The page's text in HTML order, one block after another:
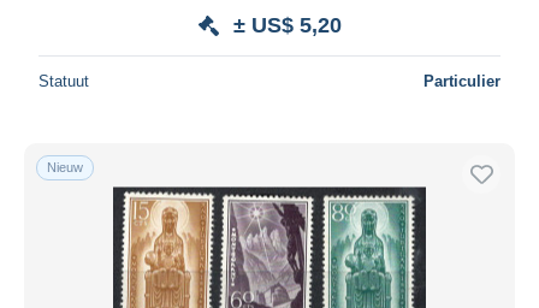
± US$ 5,20
Statuut Particulier
Nieuw